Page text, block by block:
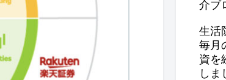
介ブ
生活
毎月
資を
しま